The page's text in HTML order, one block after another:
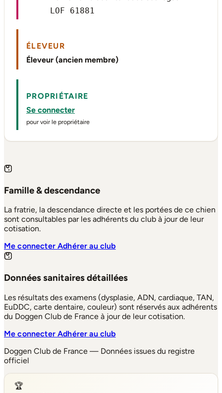
LOF 61881
ÉLEVEUR
Éleveur (ancien membre)
PROPRIÉTAIRE
Se connecter
pour voir le propriétaire
Famille & descendance
La fratrie, la descendance directe et les portées de ce chien
sont consultables par les adhérents du club à jour de leur
cotisation.
Me connecterAdhérer au club
Données sanitaires détaillées
Les résultats des examens (dysplasie, ADN, cardiaque, TAN,
EuDDC, carte dentaire, couleur) sont réservés aux adhérents
du Doggen Club de France à jour de leur cotisation.
Me connecterAdhérer au club
Doggen Club de France — Données issues du registre
officiel
🏆